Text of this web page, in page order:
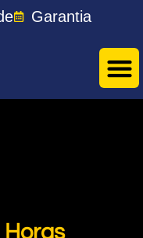
Garantia
Horas